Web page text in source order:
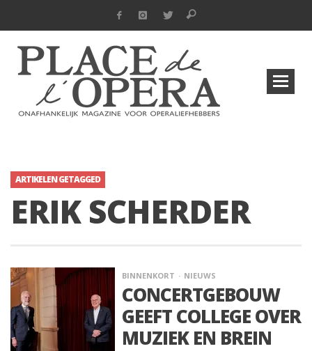
ARTIKELEN GETAGGED
ERIK SCHERDER
BINNENKORT NIEUWS
CONCERTGEBOUW
GEEFT COLLEGE OVER
MUZIEK EN BREIN